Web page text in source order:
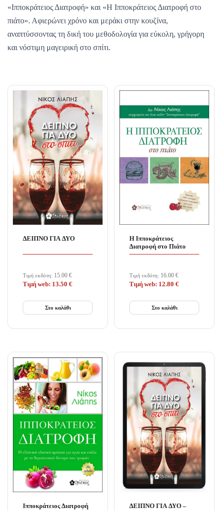
«Ιπποκράτειος Διατροφή» και «Η Ιπποκράτειος Διατροφή στο
πιάτο». Αφιερώνει χρόνο και μεράκι στην κουζίνα,
αναπτύσσοντας τη δική του μεθοδολογία για εύκολη, γρήγορη
και νόστιμη μαγειρική στο σπίτι.
ΔΕΙΠΝΟ ΓΙΑ ΔΥΟ
Τιμή εκδότη: 15.00 €
Τιμή web: 13.50 €
Στο καλάθι
Η Ιπποκράτειος
Διατροφή στο Πιάτο
Τιμή εκδότη: 16.00 €
Τιμή web: 12.80 €
Στο καλάθι
Ιπποκράτειος Διατροφή
ΔΕΙΠΝΟ ΓΙΑ ΔΥΟ –